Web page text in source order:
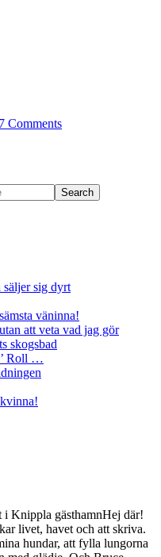
7 Comments
säljer sig dyrt
väninna!
att veta vad jag gör
skogsbad
Roll …
Hej där!
livet, havet och att skriva.
hundar, att fylla lungorna